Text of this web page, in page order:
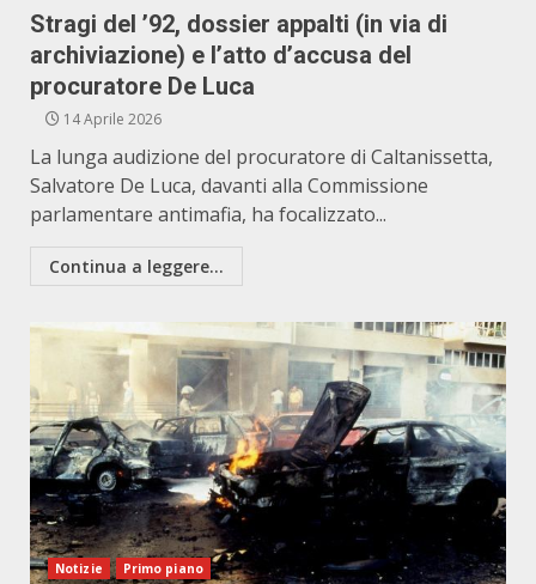
Stragi del ’92, dossier appalti (in via di
archiviazione) e l’atto d’accusa del
procuratore De Luca
14 Aprile 2026
La lunga audizione del procuratore di Caltanissetta,
Salvatore De Luca, davanti alla Commissione
parlamentare antimafia, ha focalizzato...
Continua a leggere...
Notizie Primo piano